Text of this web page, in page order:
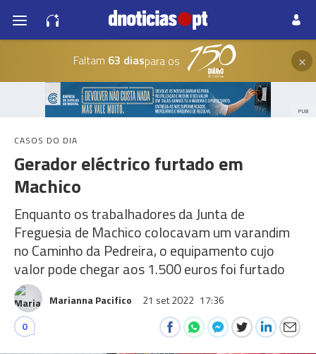
Faltam 63 diaspara os ×
PUB
CASOS DO DIA
Gerador eléctrico furtado em
Machico
Enquanto os trabalhadores da Junta de
Freguesia de Machico colocavam um varandim
no Caminho da Pedreira, o equipamento cujo
valor pode chegar aos 1.500 euros foi furtado
Marianna Pacifico 21 set 2022 17:36
0